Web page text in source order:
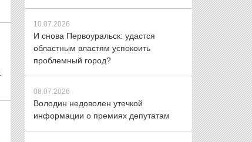
10.07.2026
И снова Первоуральск: удастся
областным властям успокоить
проблемный город?
08.07.2026
Володин недоволен утечкой
информации о премиях депутатам